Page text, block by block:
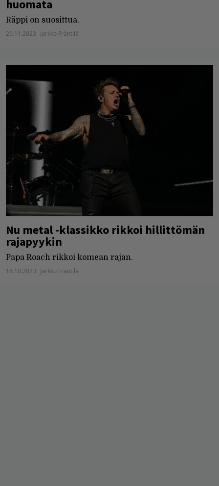
huomata
Räppi on suosittua.
29.11.2023 Jarkko Fräntilä
Nu metal -klassikko rikkoi hillittömän
rajapyykin
Papa Roach rikkoi komean rajan.
18.10.2023 Jarkko Fräntilä